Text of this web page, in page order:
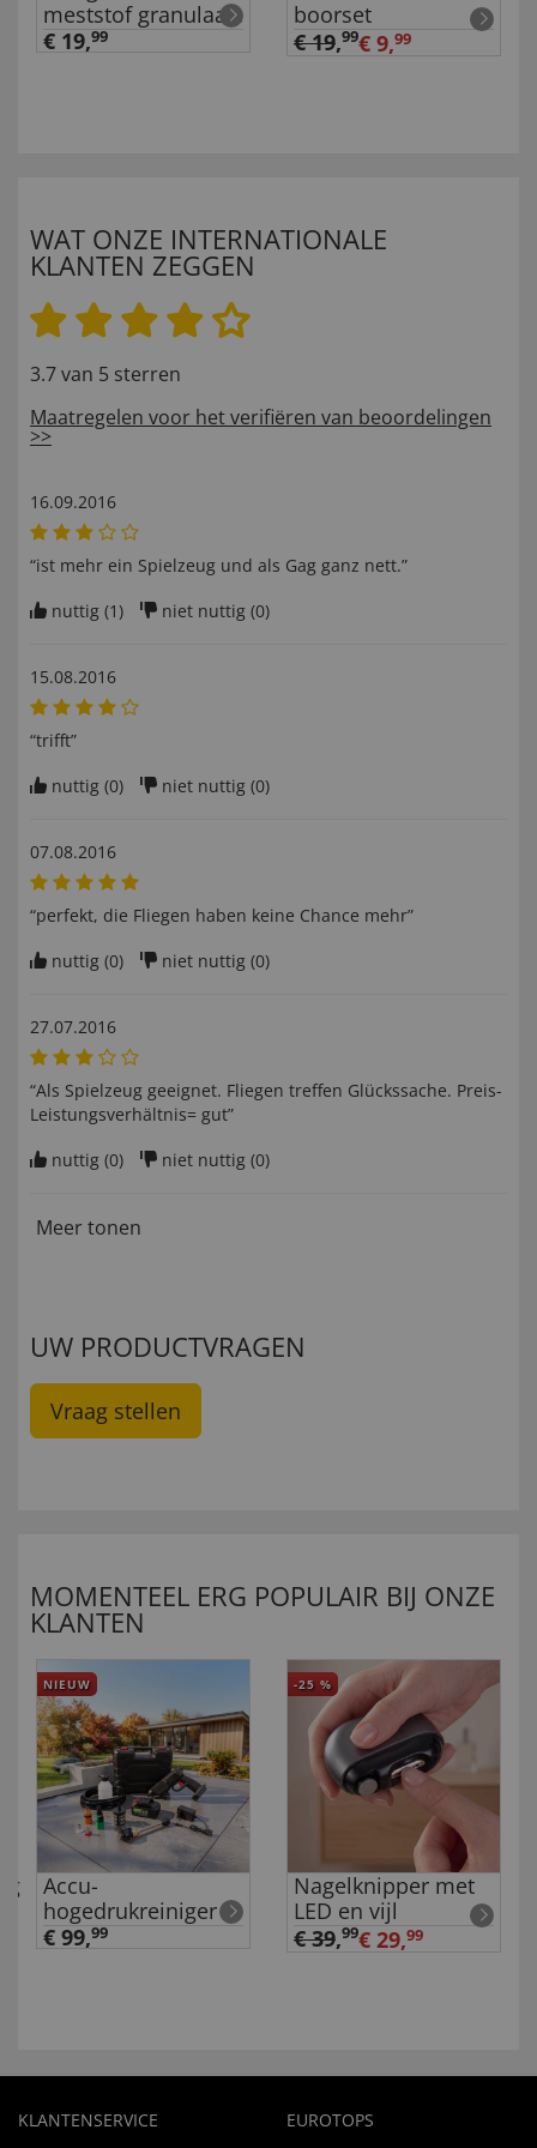
meststof granulaat
1 kg
€ 19,99
boorset
€ 19,99€ 9,99
WAT ONZE INTERNATIONALE
KLANTEN ZEGGEN
3.7 van 5 sterren
Maatregelen voor het verifiëren van beoordelingen
>>
16.09.2016
“ist mehr ein Spielzeug und als Gag ganz nett.”
nuttig (1) niet nuttig (0)
15.08.2016
“trifft”
nuttig (0) niet nuttig (0)
07.08.2016
“perfekt, die Fliegen haben keine Chance mehr”
nuttig (0) niet nuttig (0)
27.07.2016
“Als Spielzeug geeignet. Fliegen treffen Glückssache. Preis-
Leistungsverhältnis= gut”
nuttig (0) niet nuttig (0)
Meer tonen
UW PRODUCTVRAGEN
Vraag stellen
MOMENTEEL ERG POPULAIR BIJ ONZE
KLANTEN
NIEUW
Accu-
hogedrukreiniger
€ 99,99
-25 %
Nagelknipper met
LED en vijl
€ 39,99€ 29,99
KLANTENSERVICE EUROTOPS